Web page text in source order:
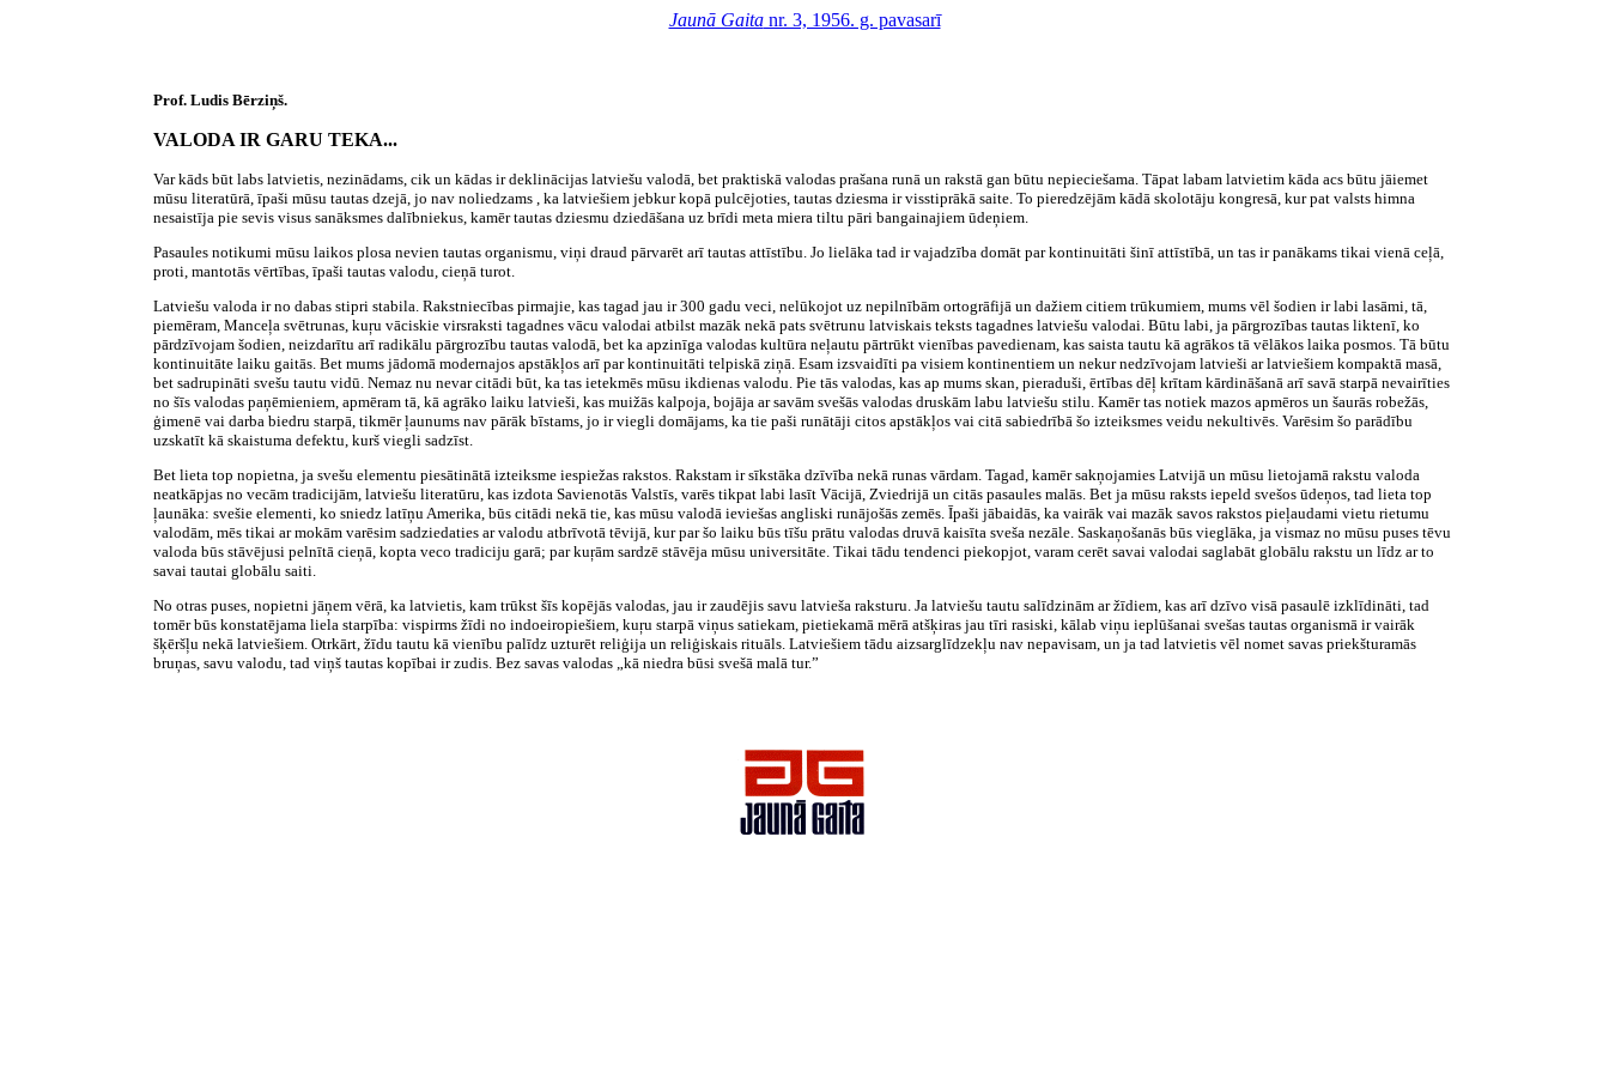
Jaunā Gaitanr. 3, 1956. g. pavasarī
Prof. Ludis Bērziņš.
VALODA IR GARU TEKA...
Var kāds būt labs latvietis, nezinādams, cik un kādas ir deklinācijas latviešu valodā, bet praktiskā valodas prašana runā un rakstā gan būtu nepieciešama. Tāpat labam latvietim kāda acs būtu jāiemet
mūsu literatūrā, īpaši mūsu tautas dzejā, jo nav noliedzams , ka latviešiem jebkur kopā pulcējoties, tautas dziesma ir visstiprākā saite. To pieredzējām kādā skolotāju kongresā, kur pat valsts himna
nesaistīja pie sevis visus sanāksmes dalībniekus, kamēr tautas dziesmu dziedāšana uz brīdi meta miera tiltu pāri bangainajiem ūdeņiem.
Pasaules notikumi mūsu laikos plosa nevien tautas organismu, viņi draud pārvarēt arī tautas attīstību. Jo lielāka tad ir vajadzība domāt par kontinuitāti šinī attīstībā, un tas ir panākams tikai vienā ceļā,
proti, mantotās vērtības, īpaši tautas valodu, cieņā turot.
Latviešu valoda ir no dabas stipri stabila. Rakstniecības pirmajie, kas tagad jau ir 300 gadu veci, nelūkojot uz nepilnībām ortogrāfijā un dažiem citiem trūkumiem, mums vēl šodien ir labi lasāmi, tā,
piemēram, Manceļa svētrunas, kuŗu vāciskie virsraksti tagadnes vācu valodai atbilst mazāk nekā pats svētrunu latviskais teksts tagadnes latviešu valodai. Būtu labi, ja pārgrozības tautas liktenī, ko
pārdzīvojam šodien, neizdarītu arī radikālu pārgrozību tautas valodā, bet ka apzinīga valodas kultūra neļautu pārtrūkt vienības pavedienam, kas saista tautu kā agrākos tā vēlākos laika posmos. Tā būtu
kontinuitāte laiku gaitās. Bet mums jādomā modernajos apstākļos arī par kontinuitāti telpiskā ziņā. Esam izsvaidīti pa visiem kontinentiem un nekur nedzīvojam latvieši ar latviešiem kompaktā masā,
bet sadrupināti svešu tautu vidū. Nemaz nu nevar citādi būt, ka tas ietekmēs mūsu ikdienas valodu. Pie tās valodas, kas ap mums skan, pieraduši, ērtības dēļ krītam kārdināšanā arī savā starpā nevairīties
no šīs valodas paņēmieniem, apmēram tā, kā agrāko laiku latvieši, kas muižās kalpoja, bojāja ar savām svešās valodas druskām labu latviešu stilu. Kamēr tas notiek mazos apmēros un šaurās robežās,
ģimenē vai darba biedru starpā, tikmēr ļaunums nav pārāk bīstams, jo ir viegli domājams, ka tie paši runātāji citos apstākļos vai citā sabiedrībā šo izteiksmes veidu nekultivēs. Varēsim šo parādību
uzskatīt kā skaistuma defektu, kurš viegli sadzīst.
Bet lieta top nopietna, ja svešu elementu piesātinātā izteiksme iespiežas rakstos. Rakstam ir sīkstāka dzīvība nekā runas vārdam. Tagad, kamēr sakņojamies Latvijā un mūsu lietojamā rakstu valoda
neatkāpjas no vecām tradicijām, latviešu literatūru, kas izdota Savienotās Valstīs, varēs tikpat labi lasīt Vācijā, Zviedrijā un citās pasaules malās. Bet ja mūsu raksts iepeld svešos ūdeņos, tad lieta top
ļaunāka: svešie elementi, ko sniedz latīņu Amerika, būs citādi nekā tie, kas mūsu valodā ieviešas angliski runājošās zemēs. Īpaši jābaidās, ka vairāk vai mazāk savos rakstos pieļaudami vietu rietumu
valodām, mēs tikai ar mokām varēsim sadziedaties ar valodu atbrīvotā tēvijā, kur par šo laiku būs tīšu prātu valodas druvā kaisīta sveša nezāle. Saskaņošanās būs vieglāka, ja vismaz no mūsu puses tēvu
valoda būs stāvējusi pelnītā cieņā, kopta veco tradiciju garā; par kuŗām sardzē stāvēja mūsu universitāte. Tikai tādu tendenci piekopjot, varam cerēt savai valodai saglabāt globālu rakstu un līdz ar to
savai tautai globālu saiti.
No otras puses, nopietni jāņem vērā, ka latvietis, kam trūkst šīs kopējās valodas, jau ir zaudējis savu latvieša raksturu. Ja latviešu tautu salīdzinām ar žīdiem, kas arī dzīvo visā pasaulē izklīdināti, tad
tomēr būs konstatējama liela starpība: vispirms žīdi no indoeiropiešiem, kuŗu starpā viņus satiekam, pietiekamā mērā atšķiras jau tīri rasiski, kālab viņu ieplūšanai svešas tautas organismā ir vairāk
šķēršļu nekā latviešiem. Otrkārt, žīdu tautu kā vienību palīdz uzturēt reliģija un reliģiskais rituāls. Latviešiem tādu aizsarglīdzekļu nav nepavisam, un ja tad latvietis vēl nomet savas priekšturamās
bruņas, savu valodu, tad viņš tautas kopībai ir zudis. Bez savas valodas „kā niedra būsi svešā malā tur.”